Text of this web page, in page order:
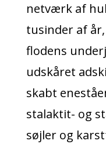
netværk af
tusinder af
flodens
udskåret
skabt
stalaktit- og
søjler og